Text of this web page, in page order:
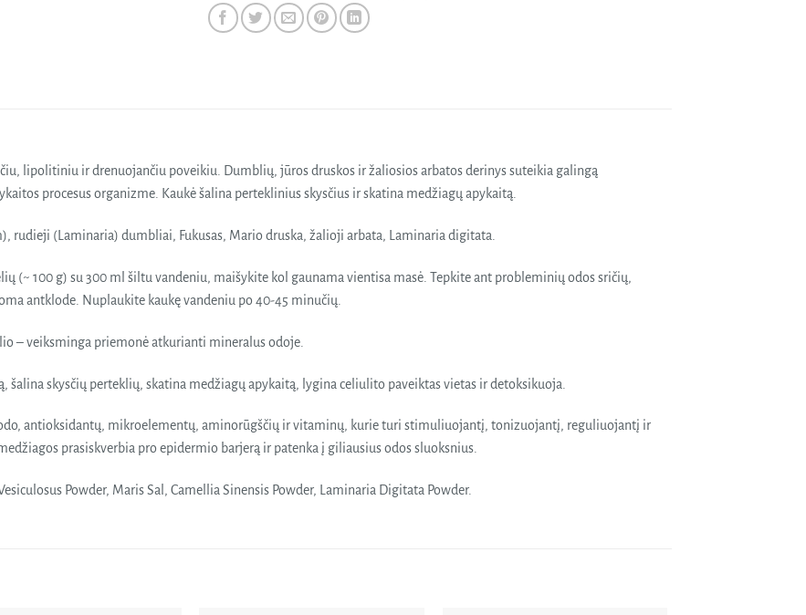
lipolitiniu ir drenuojančiu poveikiu. Dumblių, jūros druskos ir žaliosios arbatos derinys suteikia galingą
procesus organizme. Kaukė šalina perteklinius skysčius ir skatina medžiagų apykaitą.
rudieji (Laminaria) dumbliai, Fukusas, Mario druska, žalioji arbata, Laminaria digitata.
(~ 100 g) su 300 ml šiltu vandeniu, maišykite kol gaunama vientisa masė. Tepkite ant probleminių odos sričių,
antklode. Nuplaukite kaukę vandeniu po 40-45 minučių.
– veiksminga priemonė atkurianti mineralus odoje.
skysčių perteklių, skatina medžiagų apykaitą, lygina celiulito paveiktas vietas ir detoksikuoja.
antioksidantų, mikroelementų, aminorūgščių ir vitaminų, kurie turi stimuliuojantį, tonizuojantį, reguliuojantį ir
prasiskverbia pro epidermio barjerą ir patenka į giliausius odos sluoksnius.
Powder, Maris Sal, Camellia Sinensis Powder, Laminaria Digitata Powder.